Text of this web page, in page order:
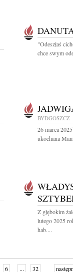
"Odeszłaś
chce swym
BYDGOSZCZ
26 marca
ukochana
Z głębokim
lutego 2025
hab....
6 ... 32